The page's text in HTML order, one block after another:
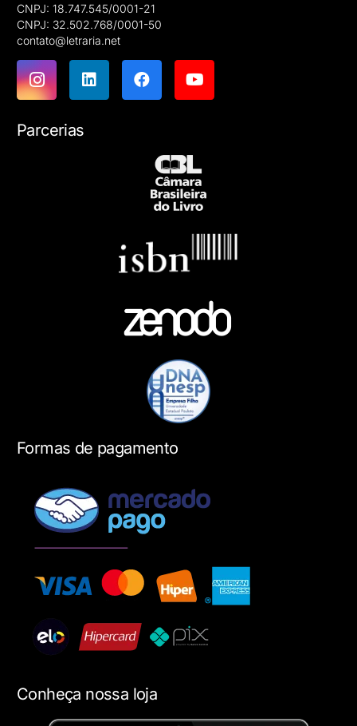
CNPJ: 18.747.545/0001-21
CNPJ: 32.502.768/0001-50
contato@letraria.net
Parcerias
Formas de pagamento
Conheça nossa loja